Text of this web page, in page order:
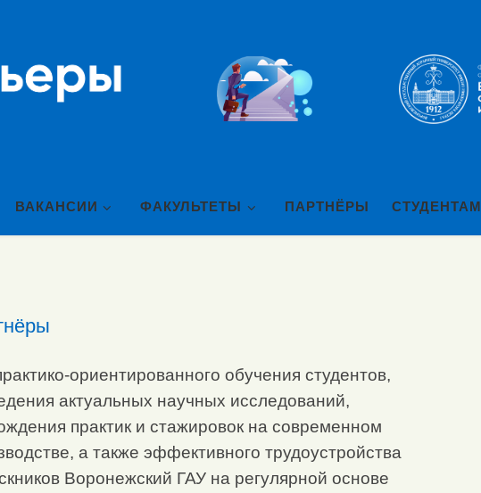
ВАКАНСИИ ФАКУЛЬТЕТЫ ПАРТНЁРЫ СТУДЕНТАМ
ориентированного обучения студентов,
актуальных научных исследований,
практик и стажировок на современном
а также эффективного трудоустройства
Воронежский ГАУ на регулярной основе